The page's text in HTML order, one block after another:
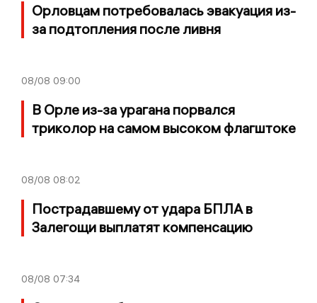
Орловцам потребовалась эвакуация из-
за подтопления после ливня
08/08 09:00
В Орле из-за урагана порвался
триколор на самом высоком флагштоке
08/08 08:02
Пострадавшему от удара БПЛА в
Залегощи выплатят компенсацию
08/08 07:34